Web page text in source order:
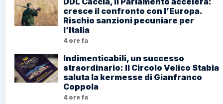
cresce il confronto con l’Europa.
Rischio sanzioni pecuniare per
l’Italia
4 ore fa
Indimenticabili, un successo
straordinario: Il Circolo Velico Stabia
saluta la kermesse di Gianfranco
Coppola
4 ore fa